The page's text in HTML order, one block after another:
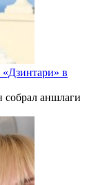
в
собрал аншлаги